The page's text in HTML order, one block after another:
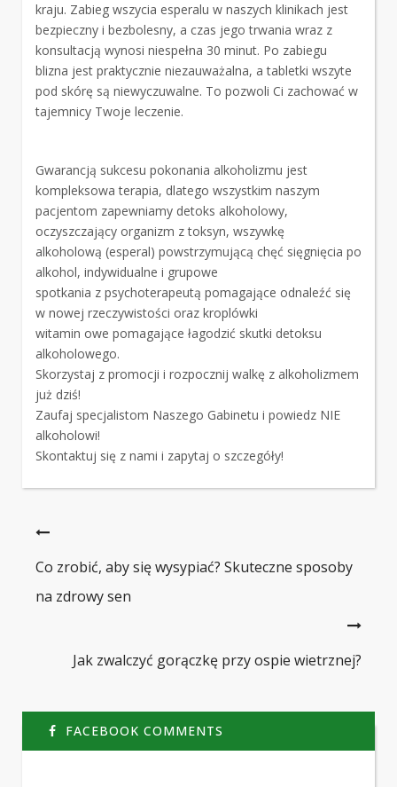
kraju. Zabieg wszycia esperalu w naszych klinikach jest
bezpieczny i bezbolesny, a czas jego trwania wraz z
konsultacją wynosi niespełna 30 minut. Po zabiegu
blizna jest praktycznie niezauważalna, a tabletki wszyte
pod skórę są niewyczuwalne. To pozwoli Ci zachować w
tajemnicy Twoje leczenie.
Gwarancją sukcesu pokonania alkoholizmu jest
kompleksowa terapia, dlatego wszystkim naszym
pacjentom zapewniamy detoks alkoholowy,
oczyszczający organizm z toksyn, wszywkę
alkoholową (esperal) powstrzymującą chęć sięgnięcia po
alkohol, indywidualne i grupowe
spotkania z psychoterapeutą pomagające odnaleźć się
w nowej rzeczywistości oraz kroplówki
witamin owe pomagające łagodzić skutki detoksu
alkoholowego.
Skorzystaj z promocji i rozpocznij walkę z alkoholizmem
już dziś!
Zaufaj specjalistom Naszego Gabinetu i powiedz NIE
alkoholowi!
Skontaktuj się z nami i zapytaj o szczegóły!
Co zrobić, aby się wysypiać? Skuteczne sposoby
na zdrowy sen
Jak zwalczyć gorączkę przy ospie wietrznej?
FACEBOOK COMMENTS